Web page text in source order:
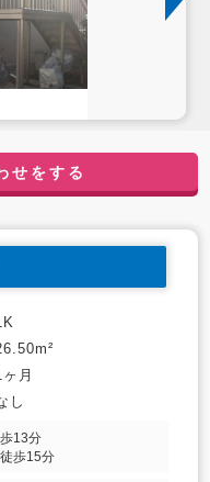
せをする
ヶ月
し
13分
歩15分